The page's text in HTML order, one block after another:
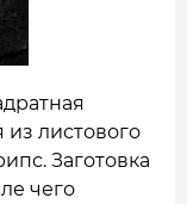
из листового
Заготовка
чего